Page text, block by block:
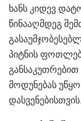
ხანს კიდევ
წინააღმდეგ
პიტნის
მოდუნებას
დასვენებისთვის.